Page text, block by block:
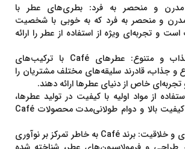
و منحصر به فرد: بطری‌های عطر با
و منحصر به فرد که به خوبی با شخصیت
و تجربه‌ای ویژه از استفاده از عطر را ارائه
و متنوع:
عطرهای Café با ترکیب‌های
و جذاب، قادرند سلیقه‌های مختلف مشتریان را
تجربه‌ای خاص از دنیای عطرها ارائه دهند.
از مواد اولیه با کیفیت در تولید عطرها،
تضمین‌کننده کیفیت بالا و دوام طولانی‌مدت محصولات Café
و خلاقیت:
برند Café به خاطر تمرکز بر نوآوری